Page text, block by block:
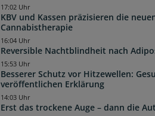
KBV und Kassen präzisieren die
Cannabistherapie
17:02 Uhr
Reversible Nachtblindheit nach
16:04 Uhr
Besserer Schutz vor Hitzewellen:
veröffentlichen Erklärung
15:53 Uhr
Erst das trockene Auge – dann die
14:03 Uhr